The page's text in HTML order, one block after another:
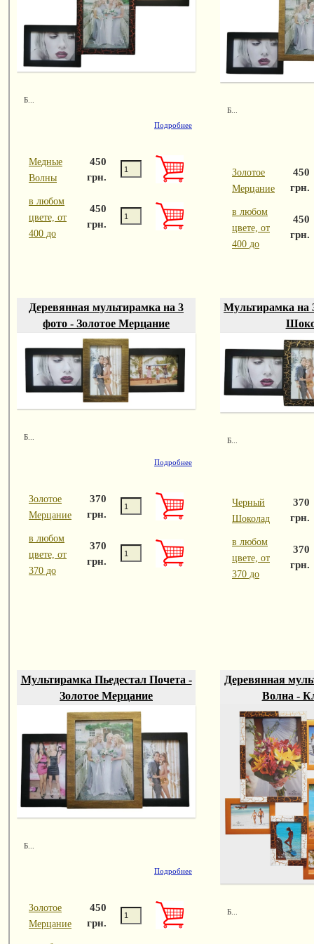
Б...
Подробнее
Медные
Волны
450
грн.
в любом
цвете, от
400 до
450
грн.
Б...
Золотое
Мерцание
450
грн.
в любом
цвете, от
400 до
450
грн.
Деревянная мультирамка на 3
фото - Золотое Мерцание
Б...
Подробнее
Золотое
Мерцание
370
грн.
в любом
цвете, от
370 до
370
грн.
Мультирамка на
Б...
Черный
Шоколад
370
грн.
в любом
цвете, от
370 до
370
грн.
Мультирамка Пьедестал Почета -
Золотое Мерцание
Б...
Подробнее
Золотое
Мерцание
450
грн.
Деревянная
Волна -
Б...